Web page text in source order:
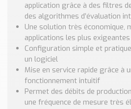
application grâce à des filtres
des algorithmes d’évaluation
Une solution très économique,
applications les plus exigeantes
Configuration simple et pratique
un logiciel
Mise en service rapide grâce à
fonctionnement intuitif
Permet des débits de
une fréquence de mesure très